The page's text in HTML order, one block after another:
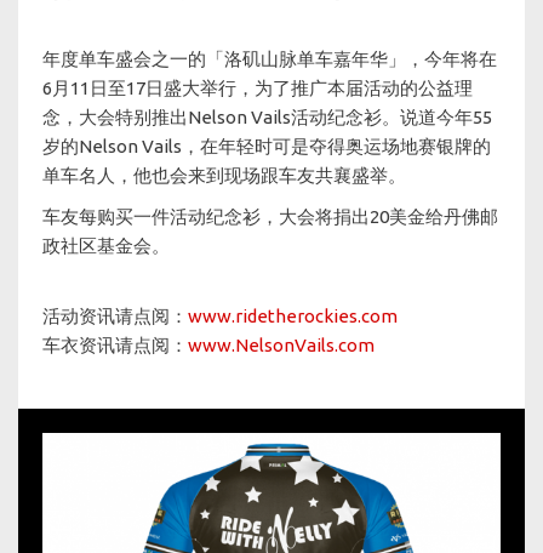
年度单车盛会之一的「洛矶山脉单车嘉年华」，今年将在
6月11日至17日盛大举行，为了推广本届活动的公益理
念，大会特别推出Nelson Vails活动纪念衫。说道今年55
岁的Nelson Vails，在年轻时可是夺得奥运场地赛银牌的
单车名人，他也会来到现场跟车友共襄盛举。
车友每购买一件活动纪念衫，大会将捐出20美金给丹佛邮
政社区基金会。
活动资讯请点阅： www.ridetherockies.com
车衣资讯请点阅： www.NelsonVails.com